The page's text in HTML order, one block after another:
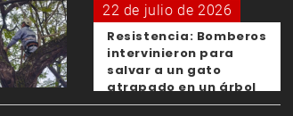
22 de julio de 2026
Resistencia: Bomberos
intervinieron para
salvar a un gato
atrapado en un árbol